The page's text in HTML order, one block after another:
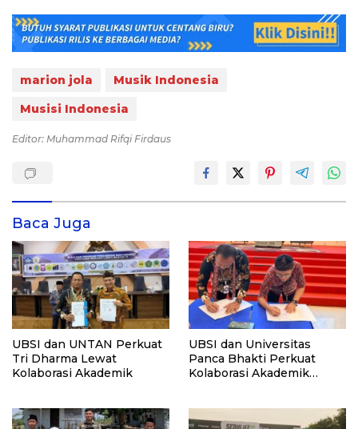
marion jola
Musik Indonesia
Musisi Indonesia
Editor: Muhammad Rifqi Firdaus
Baca Juga
UBSI dan UNTAN Perkuat
Tri Dharma Lewat
Kolaborasi Akademik
UBSI dan Universitas
Panca Bhakti Perkuat
Kolaborasi Akademik